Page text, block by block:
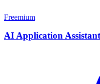
Freemium
AI Application Assistant